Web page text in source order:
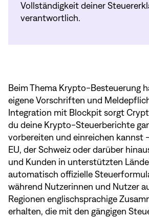
Vollständigkeit deiner
verantwortlich.
Beim Thema Krypto-Besteuerung
eigene Vorschriften und
Integration mit Blockpit sorgt
du deine Krypto-Steuerberichte
vorbereiten und einreichen kannst
EU, der Schweiz oder darüber
und Kunden in unterstützten
automatisch offizielle
während Nutzerinnen und Nutzer
Regionen englischsprachige
erhalten, die mit den gängigen